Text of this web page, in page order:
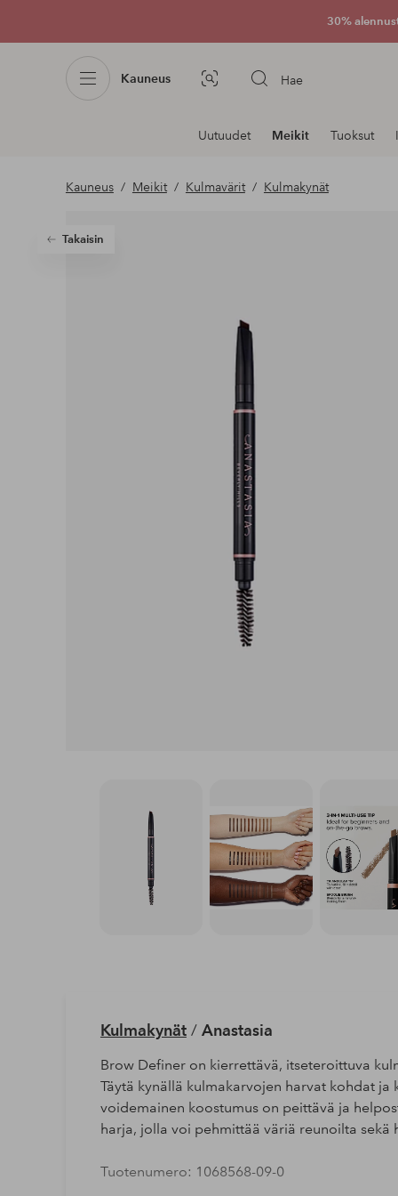
30%
Kauneus Kuvahaku Hae
osastoilla
Uutuudet Meikit Tuoksut
Kauneus Meikit Kulmavärit Kulmakynät
Takaisin
Kulmakynät/ Anastasia
Brow Definer on kierrettävä, itseteroittuva
Täytä kynällä kulmakarvojen harvat kohdat ja
voidemainen koostumus on peittävä ja
harja, jolla voi pehmittää väriä reunoilta sekä
Tuotenumero: 1068568-09-0